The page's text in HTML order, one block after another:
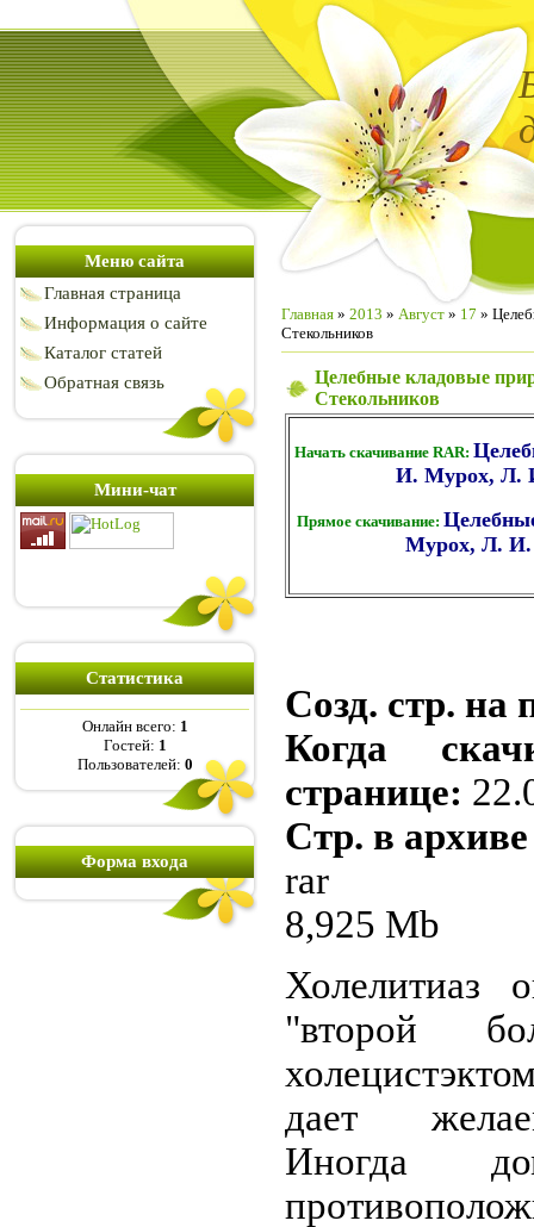
Меню сайта
Главная страница
Информация о сайте
Каталог статей
Обратная связь
Мини-чат
Статистика
Онлайн всего: 1
Гостей: 1
Пользователей: 0
Форма входа
Главная » 2013 » Август » 17 »
Стекольников
Целебные кладовые
Стекольников
Начать скачивание RAR:
И. Мурох, Л.
Прямое скачивание:
Мурох, Л. И.
Созд. стр. на
Когда
странице:
Стр. в
rar
8,925 Mb
Холелитиаз
"второй
дает
Иногда